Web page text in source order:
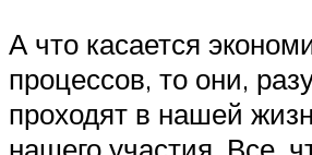
А что касается
процессов, то они,
проходят в нашей